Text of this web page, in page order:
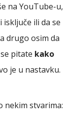
na YouTube-u,
isključe ili da se
drugo osim da
pitate kako
je u nastavku.
nekim stvarima: